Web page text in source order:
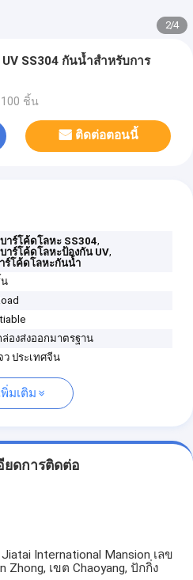
2/4
SS304 กันน้ำสำหรับการ
100 ชิ้น
ติดต่อตอนนี้
าร์โค้ดโลหะ SS304,
าร์โค้ดโลหะป้องกัน UV,
ร์โค้ดโลหะกันน้ำ
น
องส่งออกมาตรฐาน
ว ประเทศจีน
พิ่มเติม
ยดการติดต่อ
International Mansion เลข
Zhong, เขต Chaoyang, ปักกิ่ง